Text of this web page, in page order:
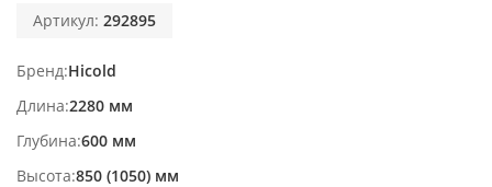
Артикул: 292895
Бренд Hicold
Длина 2280 мм
Глубина 600 мм
Высота 850 (1050) мм